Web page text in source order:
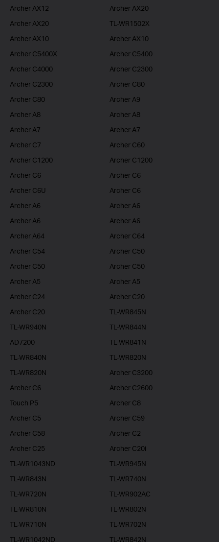
Archer AX12
Archer AX20
Archer AX20
TL-WR1502X
Archer AX10
Archer AX10
Archer C5400X
Archer C5400
Archer C4000
Archer C2300
Archer C2300
Archer C80
Archer C80
Archer A9
Archer A8
Archer A8
Archer A7
Archer A7
Archer C7
Archer C60
Archer C1200
Archer C1200
Archer C6
Archer C6
Archer C6U
Archer C6
Archer A6
Archer A6
Archer A6
Archer A6
Archer A64
Archer C64
Archer C54
Archer C50
Archer C50
Archer C50
Archer A5
Archer A5
Archer C24
Archer C20
Archer C20
TL-WR845N
TL-WR940N
TL-WR844N
AD7200
TL-WR841N
TL-WR840N
TL-WR820N
TL-WR820N
Archer C3200
Archer C6
Archer C2600
Touch P5
Archer C8
Archer C5
Archer C59
Archer C58
Archer C2
Archer C25
Archer C20i
TL-WR1043ND
TL-WR945N
TL-WR843N
TL-WR740N
TL-WR720N
TL-WR902AC
TL-WR810N
TL-WR802N
TL-WR710N
TL-WR702N
TL-WR1042ND
TL-WR842N